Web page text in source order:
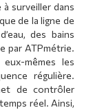
surveiller dans
de la ligne de
des bains
par ATPmétrie.
mêmes les
régulière.
de contrôler
réel. Ainsi,